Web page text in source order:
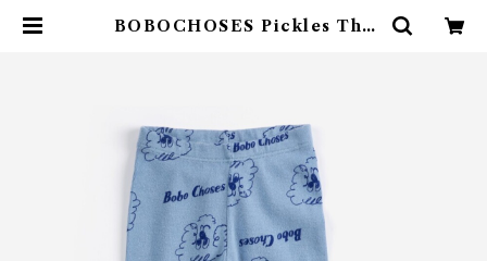
BOBOCHOSES Pickles The